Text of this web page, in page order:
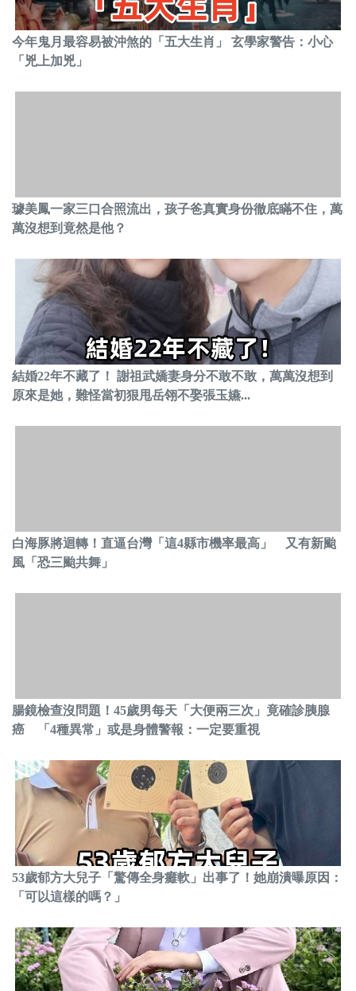
今年鬼月最容易被沖煞的「五大生肖」 玄學家警告：小心
「兇上加兇」
璩美鳳一家三口合照流出，孩子爸真實身份徹底瞞不住，萬
萬沒想到竟然是他？
結婚22年不藏了！ 謝祖武嬌妻身分不敢不敢，萬萬沒想到
原來是她，難怪當初狠甩岳翎不娶張玉嬿...
白海豚將迴轉！直逼台灣「這4縣市機率最高」 又有新颱
風「恐三颱共舞」
腸鏡檢查沒問題！45歲男每天「大便兩三次」竟確診胰腺
癌 「4種異常」或是身體警報：一定要重視
53歲郁方大兒子「驚傳全身癱軟」出事了！她崩潰曝原因：
「可以這樣的嗎？」